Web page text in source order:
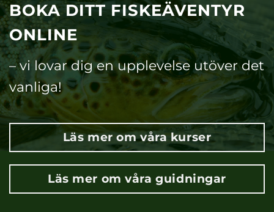
BOKA DITT FISKEÄVENTYR
ONLINE
– vi lovar dig en upplevelse utöver det
vanliga!
Läs mer om våra kurser
Läs mer om våra guidningar